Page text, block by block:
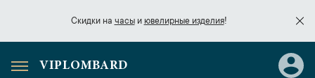
Скидки на часыи ювелирные изделия!
Скидки начасы
VIPLOMBARD